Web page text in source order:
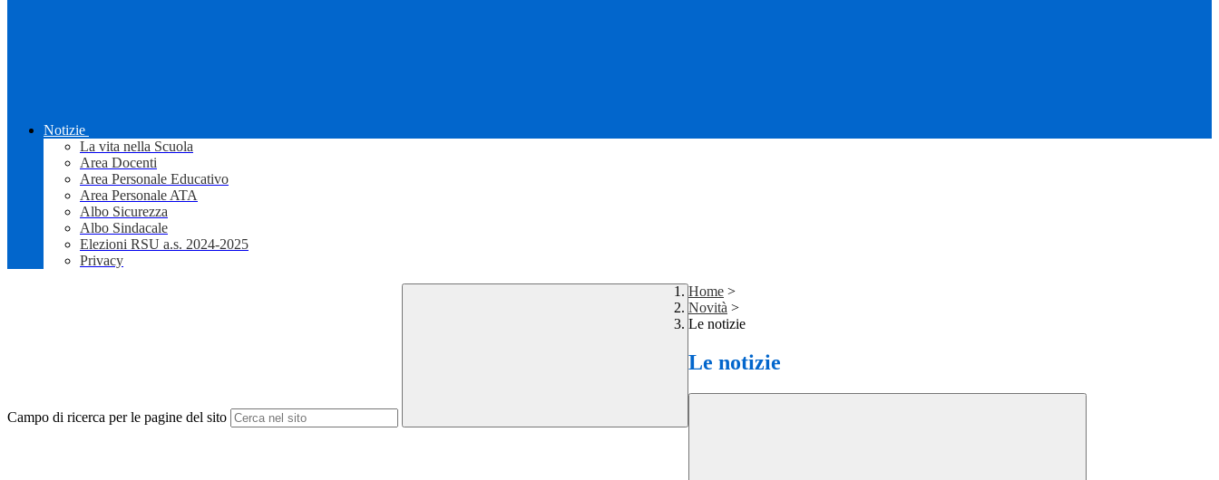
Notizie
La vita nella Scuola
Area Docenti
Area Personale Educativo
Area Personale ATA
Albo Sicurezza
Albo Sindacale
Elezioni RSU a.s. 2024-2025
Privacy
Campo di ricerca per le pagine del sito
Home >
Novità >
Le notizie
Le notizie